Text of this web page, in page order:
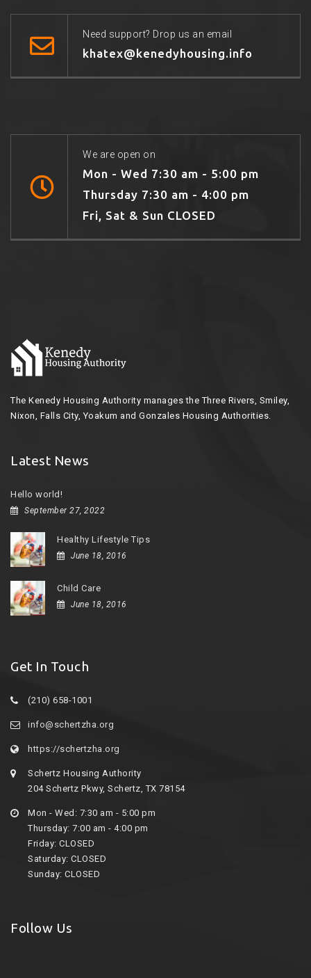
Need support? Drop us an email
khatex@kenedyhousing.info
We are open on
Mon - Wed 7:30 am - 5:00 pm
Thursday 7:30 am - 4:00 pm
Fri, Sat & Sun CLOSED
The Kenedy Housing Authority manages the Three Rivers, Smiley,
Nixon, Falls City, Yoakum and Gonzales Housing Authorities.
Latest News
Hello world!
September 27, 2022
Healthy Lifestyle Tips
June 18, 2016
Child Care
June 18, 2016
Get In Touch
(210) 658-1001
info@schertzha.org
https://schertzha.org
Schertz Housing Authority
204 Schertz Pkwy, Schertz, TX 78154
Mon - Wed: 7:30 am - 5:00 pm
Thursday: 7:00 am - 4:00 pm
Friday: CLOSED
Saturday: CLOSED
Sunday: CLOSED
Follow Us